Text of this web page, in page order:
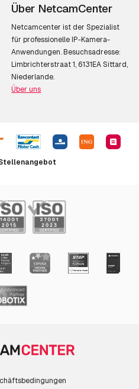
Über NetcamCenter
Netcamcenter ist der Spezialist
für professionelle IP-Kamera-
Anwendungen. Besuchsadresse:
Limbrichterstraat 1, 6131EA Sittard,
Niederlande.
Über uns